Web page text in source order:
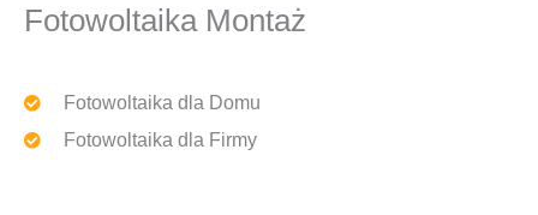
Fotowoltaika Montaż
Fotowoltaika dla Domu
Fotowoltaika dla Firmy